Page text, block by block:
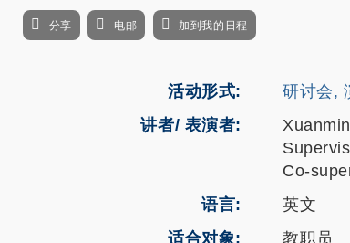
分享 电邮 加到我的日程
活动形式
研讨会,
讲者/ 表演者:
Co-
语言
英文
适合对象
教职员